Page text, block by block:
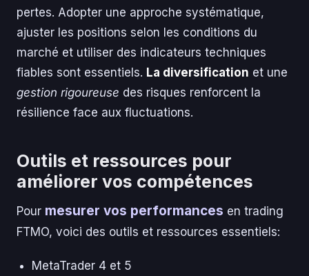
pertes. Adopter une approche systématique,
ajuster les positions selon les conditions du
marché et utiliser des indicateurs techniques
fiables sont essentiels. La diversification et une
gestion rigoureuse des risques renforcent la
résilience face aux fluctuations.
Outils et ressources pour
améliorer vos compétences
Pour mesurer vos performances en trading
FTMO, voici des outils et ressources essentiels:
MetaTrader 4 et 5